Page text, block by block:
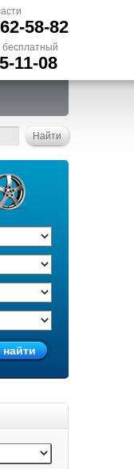
58-82
бесплатный
11-08